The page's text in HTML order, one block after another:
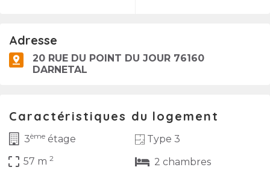
Adresse
20 RUE DU POINT DU JOUR 76160
DARNETAL
Caractéristiques du logement
3ème étage Type 3
crop_free 57 m 2 2 chambres